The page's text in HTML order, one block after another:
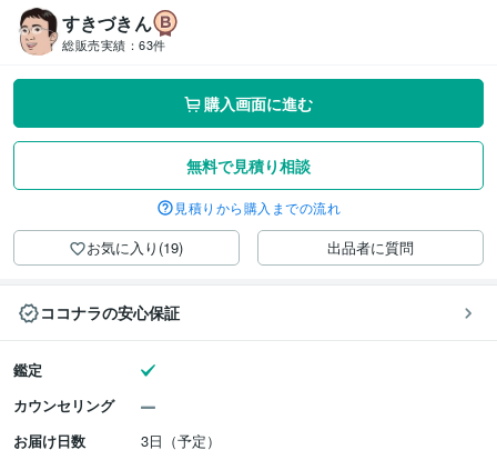
すきづきん
総販売実績： 63件
購入画面に進む
無料で見積り相談
見積りから購入までの流れ
お気に入り(19) 出品者に質問
ココナラの安心保証
鑑定
カウンセリング
お届け日数
3日（予定）